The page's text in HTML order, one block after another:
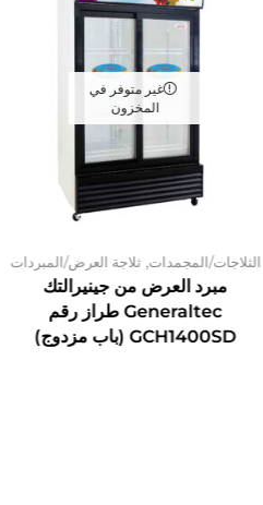
غير متوفر في
المخزون
الثلاجات/المجمدات, ثلاجة العرض/المبردات
مبرد العرض من جينيرالتك
Generaltec طراز رقم
GCH1400SD (باب مزدوج)